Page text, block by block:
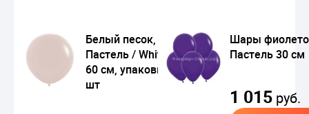
Белый песок,
Пастель / White Sand
60 см, упаковка 10
шт
Шары
Пастель 30 см
1 015 руб.